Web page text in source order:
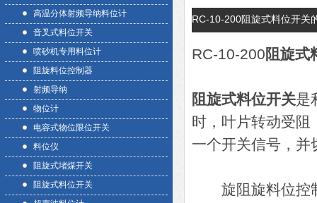
高温分体射频导纳料位计
音叉式料位开关
喷砂机专用料位计
阻旋料位控制器
射频导纳
物位计
电容式物位限位开关
料位仪
阻旋式堵煤开关
阻旋式料位开关
RC-10-200阻旋式料位开关
RC-10-200阻旋式
阻旋式料位开关是
时，叶片转动受阻
一个开关信号，并
旋阻旋料位控制